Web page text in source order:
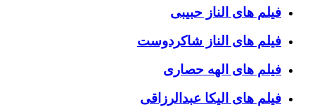
فیلم های الناز حبیبی
فیلم های الناز شاکردوست
فیلم های الهه حصاری
فیلم های الیکا عبدالرزاقی